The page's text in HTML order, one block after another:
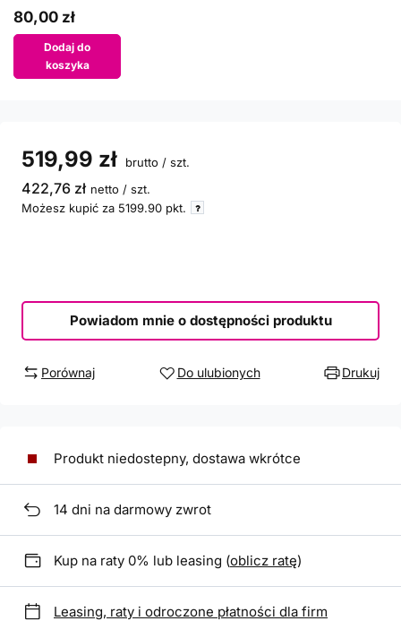
80,00 zł
Dodaj do
koszyka
519,99 zł brutto / szt.
422,76 zł netto / szt.
Możesz kupić za 5199.90 pkt.
Powiadom mnie o dostępności produktu
Porównaj Do ulubionych Drukuj
Produkt niedostepny, dostawa wkrótce
14 dni na darmowy zwrot
Kup na raty 0% lub leasing (oblicz ratę)
Leasing, raty i odroczone płatności dla firm